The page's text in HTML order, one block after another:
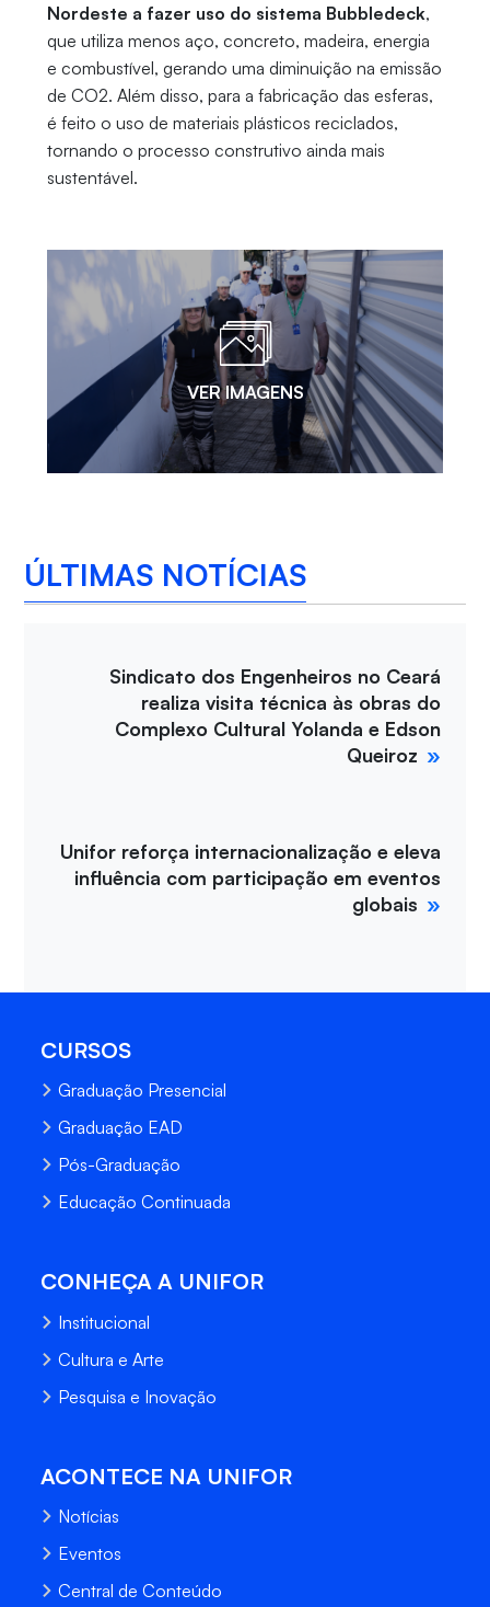
Nordeste a fazer uso do sistema Bubbledeck,
que utiliza menos aço, concreto, madeira, energia
e combustível, gerando uma diminuição na emissão
de CO2. Além disso, para a fabricação das esferas,
é feito o uso de materiais plásticos reciclados,
tornando o processo construtivo ainda mais
sustentável.
VER IMAGENS
ÚLTIMAS NOTÍCIAS
Sindicato dos Engenheiros no Ceará
realiza visita técnica às obras do
Complexo Cultural Yolanda e Edson
Queiroz
Unifor reforça internacionalização e eleva
influência com participação em eventos
globais
CURSOS
Graduação Presencial
Graduação EAD
Pós-Graduação
Educação Continuada
CONHEÇA A UNIFOR
Institucional
Cultura e Arte
Pesquisa e Inovação
ACONTECE NA UNIFOR
Notícias
Eventos
Central de Conteúdo